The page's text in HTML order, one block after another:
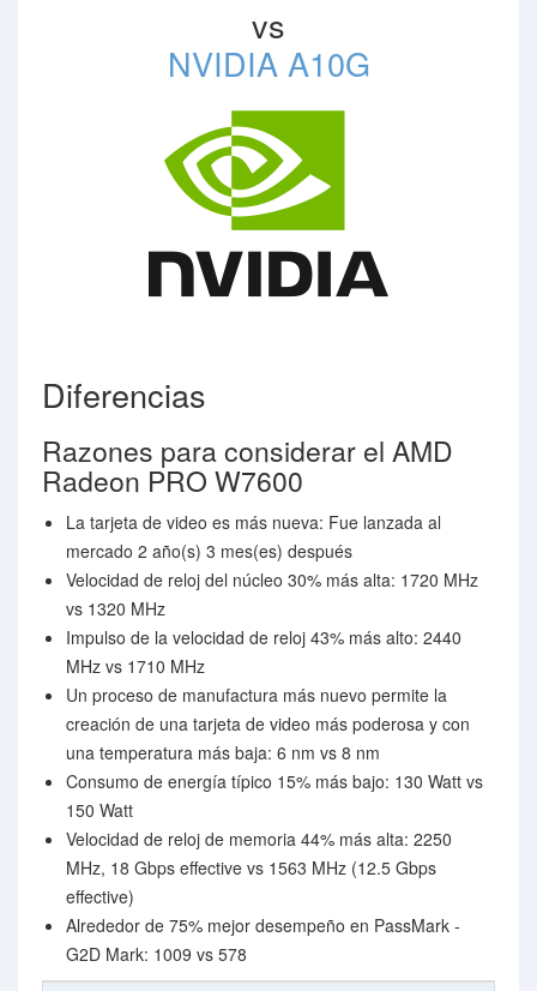
vs
NVIDIA A10G
Diferencias
Razones para considerar el AMD
Radeon PRO W7600
La tarjeta de video es más nueva: Fue lanzada al
mercado 2 año(s) 3 mes(es) después
Velocidad de reloj del núcleo 30% más alta: 1720 MHz
vs 1320 MHz
Impulso de la velocidad de reloj 43% más alto: 2440
MHz vs 1710 MHz
Un proceso de manufactura más nuevo permite la
creación de una tarjeta de video más poderosa y con
una temperatura más baja: 6 nm vs 8 nm
Consumo de energía típico 15% más bajo: 130 Watt vs
150 Watt
Velocidad de reloj de memoria 44% más alta: 2250
MHz, 18 Gbps effective vs 1563 MHz (12.5 Gbps
effective)
Alrededor de 75% mejor desempeño en PassMark -
G2D Mark: 1009 vs 578